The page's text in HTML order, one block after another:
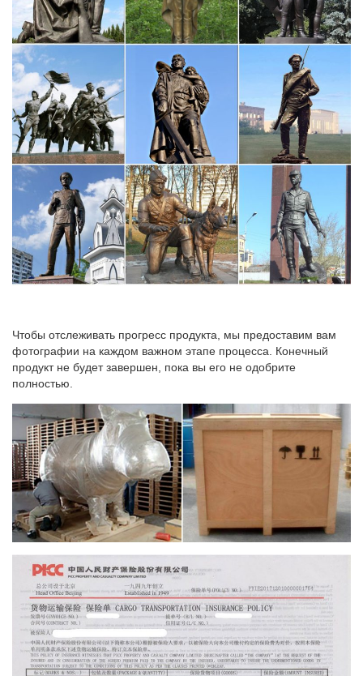
Фигурки из стекла, собаки – символ 2018 года – купить…
Купить. в закладки. сравнение. Фигурка "Пес" №04-
23ST.Шкатулки фбж. – символ 2018. С Видами Крыма.
Статуэтка "Азиатский слоненок"
Купите статуэтку декоративную и вы станете обладателем
уникальной вещицы, не имеющей копии. Статуэтка из
керамики "Сова" станет отличным подарком и талисманом
дорогому человеку, руководителю или хорошему другу. Ведь
сова- это символ мудрости…
Чтобы отслеживать прогресс продукта, мы предоставим вам
фотографии на каждом важном этапе процесса. Конечный
продукт не будет завершен, пока вы его не одобрите
полностью.